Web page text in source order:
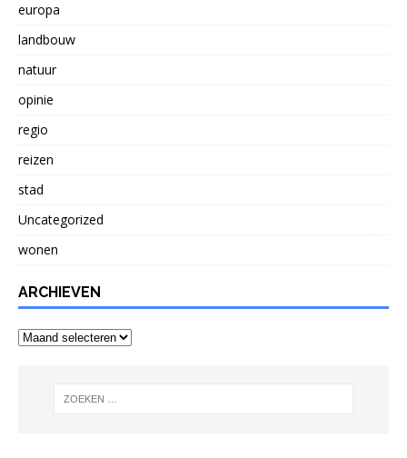
europa
landbouw
natuur
opinie
regio
reizen
stad
Uncategorized
wonen
ARCHIEVEN
Archieven